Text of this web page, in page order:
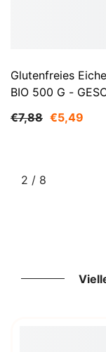
Glutenfreies
BIO 500 G -
€7,88 €5,49
2 / von
8